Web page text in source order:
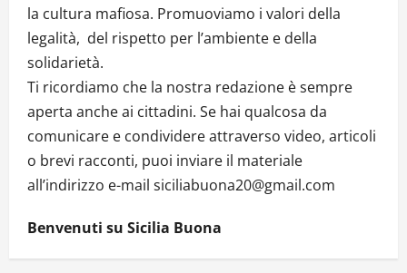
la cultura mafiosa. Promuoviamo i valori della
legalità, del rispetto per l’ambiente e della
solidarietà.
Ti ricordiamo che la nostra redazione è sempre
aperta anche ai cittadini. Se hai qualcosa da
comunicare e condividere attraverso video, articoli
o brevi racconti, puoi inviare il materiale
all’indirizzo e-mail siciliabuona20@gmail.com
Benvenuti su Sicilia Buona